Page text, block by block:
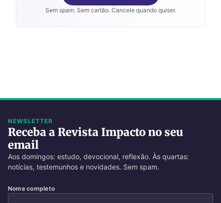
Sem spam. Sem cartão. Cancele quando quiser.
NEWSLETTER
Receba a Revista Impacto no seu
email
Aos domingos: estudo, devocional, reflexão. Às quartas:
notícias, testemunhos e novidades. Sem spam.
Nome completo